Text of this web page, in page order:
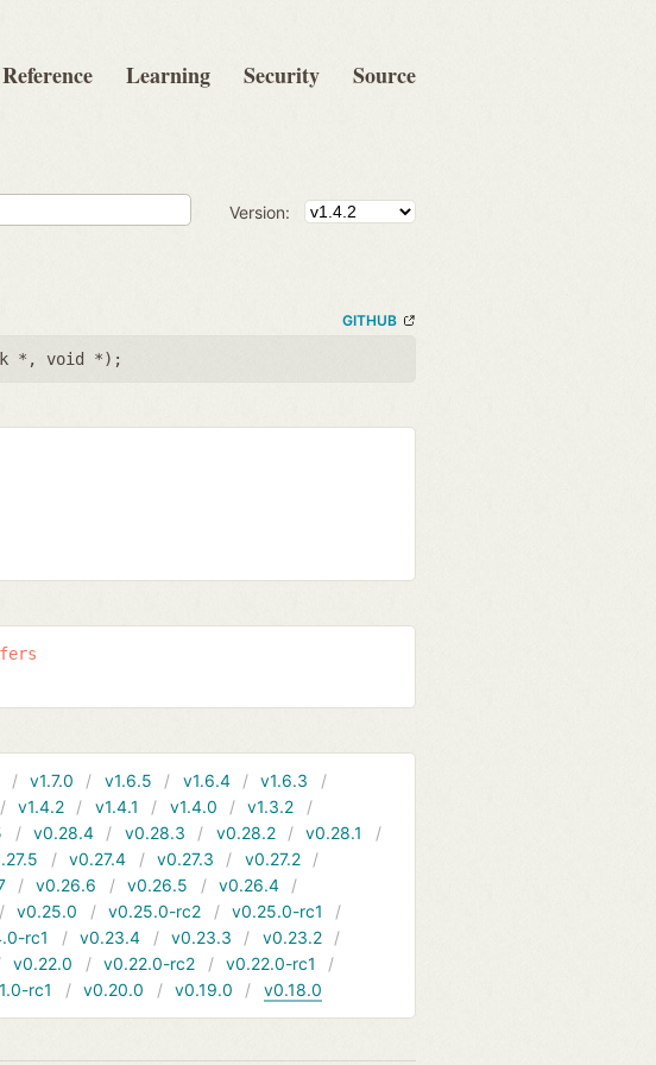
Reference Learning Security Source
Version:
GITHUB
* , void *);
v1.7.0 v1.6.5 v1.6.4
v1.6.3
v1.4.2 v1.4.1 v1.4.0
v1.3.2
v0.28.4 v0.28.3 v0.28.2
v0.28.1
v0.27.4 v0.27.3
v0.27.2
v0.26.6 v0.26.5
v0.26.4
v0.25.0 v0.25.0-rc2
v0.25.0-rc1
rc1 v0.23.4 v0.23.3
v0.23.2
v0.22.0 v0.22.0-rc2
v0.22.0-rc1
rc1 v0.20.0 v0.19.0 v0.18.0